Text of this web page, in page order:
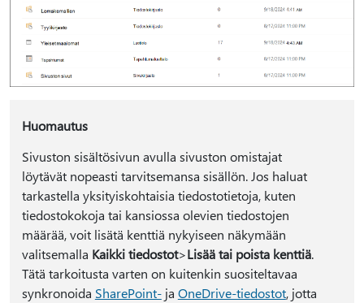
Huomautus
Sivuston sisältösivun avulla sivuston omistajat
löytävät nopeasti tarvitsemansa sisällön. Jos haluat
tarkastella yksityiskohtaisia tiedostotietoja, kuten
tiedostokokoja tai kansiossa olevien tiedostojen
määrää, voit lisätä kenttiä nykyiseen näkymään
valitsemalla Kaikki tiedostot>Lisää tai poista kenttiä.
Tätä tarkoitusta varten on kuitenkin suositeltavaa
synkronoida SharePoint-ja OneDrive-tiedostot, jotta